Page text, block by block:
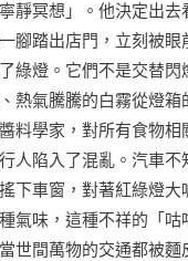
靜冥想」。他決定出
腳踏出店門，立刻被
綠燈。它們不是交替
熱氣騰騰的白霧從燈
料學家，對所有食物
人陷入了混亂。汽車
下車窗，對著紅綠燈
氣味，這種不祥的「
世間萬物的交通都被